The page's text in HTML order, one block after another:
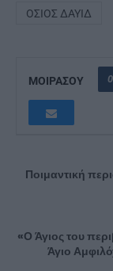
ΌΣΙΟΣ ΔΑΥΊΔ
ΜΟΙΡΑΣΟΥ 0
Ποιμαντική
«Ο Άγιος του
Άγιο